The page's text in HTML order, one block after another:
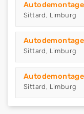
Sittard, Limburg
Sittard, Limburg
Sittard, Limburg